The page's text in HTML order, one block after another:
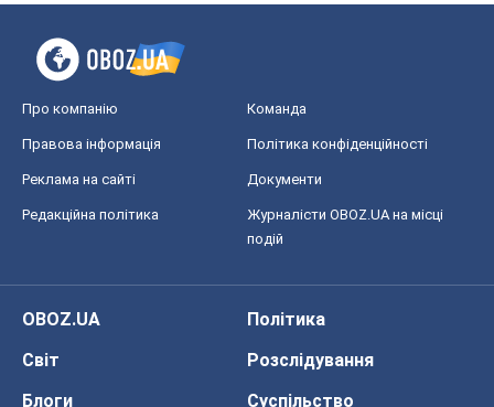
Про компанію Команда
Правова інформація Політика конфіденційності
Реклама на сайті Документи
Редакційна політика
Журналісти OBOZ.UA на місці
подій
OBOZ.UA
Політика
Світ
Розслідування
Блоги
Суспільство